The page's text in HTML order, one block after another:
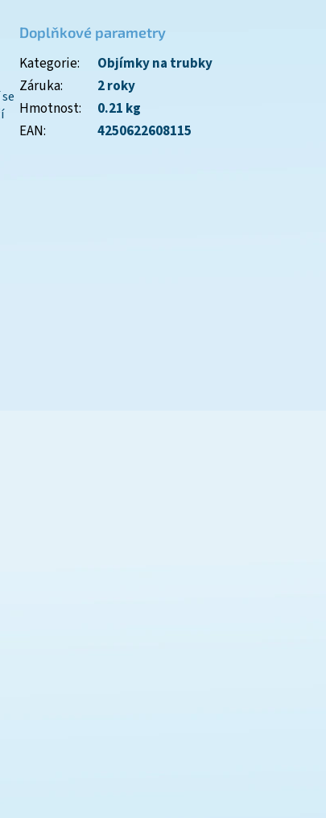
Doplňkové parametry
Kategorie:
Objímky na trubky
Záruka:
2 roky
Hmotnost:
0.21 kg
EAN: 4250622608115